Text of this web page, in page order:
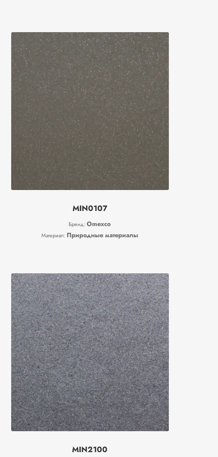
MIN0107
Бренд:Omexco
Материал: Природные материалы
MIN2100